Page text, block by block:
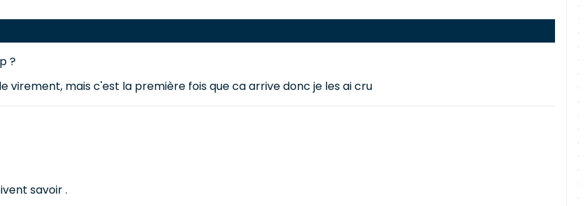
?
virement, mais c'est la première fois que ca arrive donc je les ai cru
savoir .